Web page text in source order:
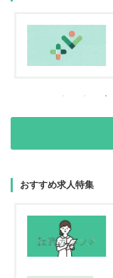
おすすめ求人特集